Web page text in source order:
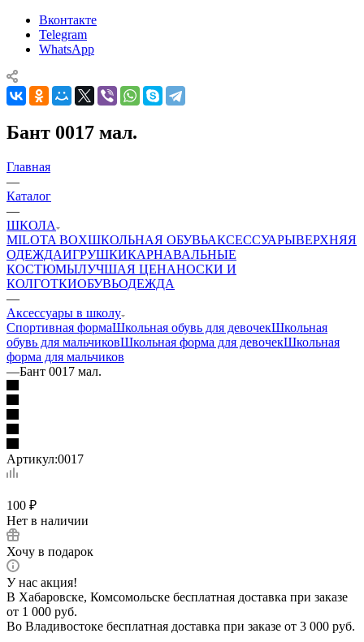
Вконтакте
Telegram
WhatsApp
Бант 0017 мал.
Главная
—
Каталог
—
ШКОЛА
MILOTA BOXШКОЛЬНАЯ ОБУВЬАКСЕССУАРЫВЕРХНЯЯ
ОДЕЖДАИГРУШКИКАРНАВАЛЬНЫЕ
КОСТЮМЫЛУЧШАЯ ЦЕНАНОСКИ И
КОЛГОТКИОБУВЬОДЕЖДА
—
Аксессуары в школу
Спортивная формаШкольная обувь для девочекШкольная
обувь для мальчиковШкольная форма для девочекШкольная
форма для мальчиков
—Бант 0017 мал.
Артикул:0017
100 ₽
Нет в наличии
Хочу в подарок
У нас акция!
В Хабаровске, Комсомольске бесплатная доставка при заказе
от 1 000 руб.
Во Владивостоке бесплатная доставка при заказе от 3 000 руб.